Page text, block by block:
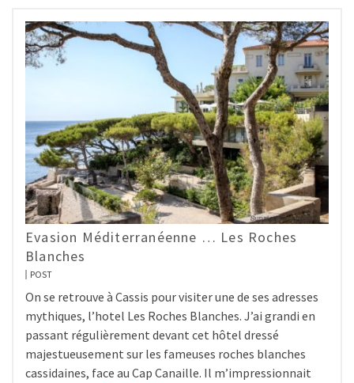
Evasion Méditerranéenne … Les Roches
Blanches
POST
On se retrouve à Cassis pour visiter une de ses adresses
mythiques, l’hotel Les Roches Blanches. J’ai grandi en
passant régulièrement devant cet hôtel dressé
majestueusement sur les fameuses roches blanches
cassidaines, face au Cap Canaille. Il m’impressionnait